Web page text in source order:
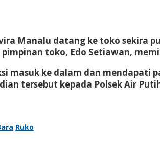
Manalu datang ke toko sekira
toko, Edo Setiawan,
masuk ke dalam dan
tersebut kepada Polsek Air
Ruko